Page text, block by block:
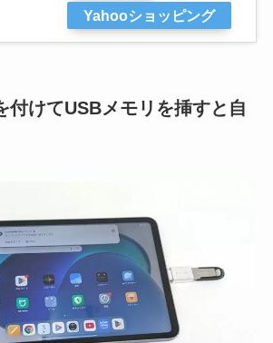
Yahooショッピング
付けてUSBメモリを挿すと自